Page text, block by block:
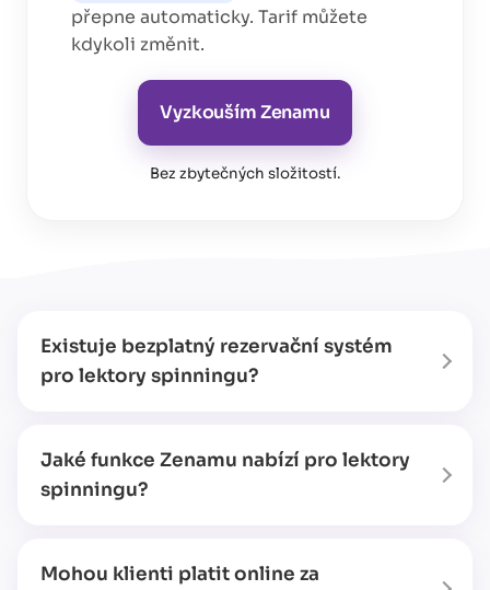
přepne automaticky. Tarif můžete
kdykoli změnit.
Vyzkouším Zenamu
Bez zbytečných složitostí.
Existuje bezplatný rezervační systém
pro lektory spinningu?
Jaké funkce Zenamu nabízí pro lektory
spinningu?
Mohou klienti platit online za